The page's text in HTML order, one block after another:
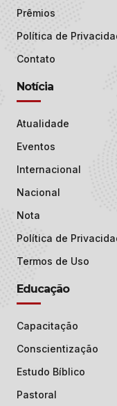
Prêmios
Política de
Contato
Notícia
Atualidade
Eventos
Internacional
Nacional
Nota
Política de
Termos de Uso
Educação
Capacitação
Conscientização
Estudo Bíblico
Pastoral